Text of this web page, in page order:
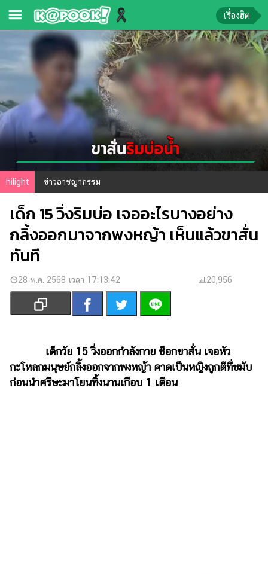
ข่าว-
ความ
ข่าว
ตรวจ
หวย
ผล
บอล
สด
การ
การ
ศึกษา
รูปภาพ
ดู
เรื่องฮิต
hilight ข่าวอาชญากรรม
เด็ก 15 วิ่งริมบ่อ เจออะไรบางอย่าง
กลิ้งออกมาจากพงหญ้า เห็นแล้วขาสั่น
ทันที
28 พ.ค. 2568 เวลา 17:13:42 20,956
เด็กวัย 15 วิ่งออกกำลังกาย ช็อกขาสั่น เจอหัว
กะโหลกมนุษย์กลิ้งออกจากพงหญ้า คาดเป็นหญิงถูกตีที่ขมับ
ก่อนนำศรีษะมาโยนทิ้งนานเกือบ 1 เดือน